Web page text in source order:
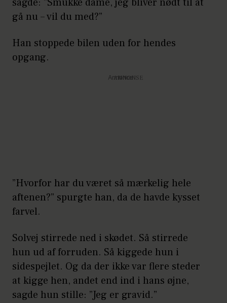
gå nu – vil du med?”
Han stoppede bilen uden for hendes
opgang.
Annonce
”Hvorfor har du været så mærkelig hele
aftenen?” spurgte han, da de havde kysset
farvel.
Solvej stirrede ned i skødet. Så stirrede
hun ud af forruden. Så kiggede hun i
sidespejlet. Og da der ikke var flere steder
at kigge hen, andet end ind i hans øjne,
sagde hun stille: ”Jeg er gravid.”